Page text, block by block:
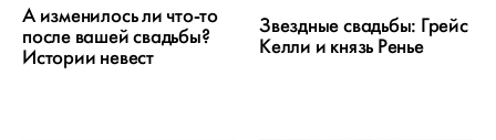
А изменилось ли что-то
после вашей свадьбы?
Истории невест
Звездные свадьбы: Грейс
Келли и князь Ренье